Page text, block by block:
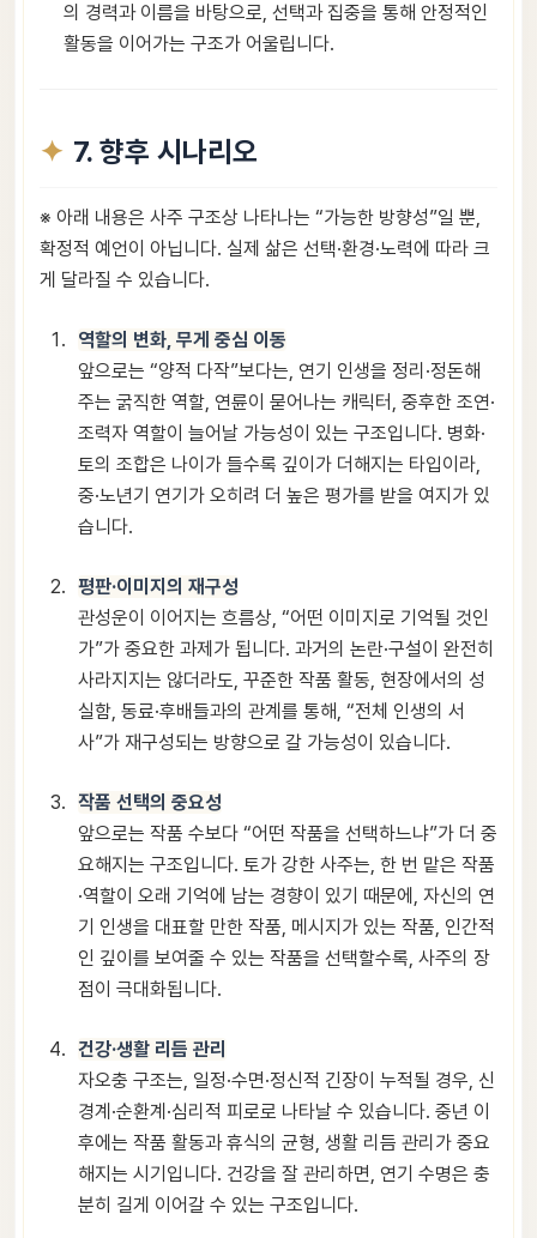
의 경력과 이름을 바탕으로, 선택과 집중을 통해 안정적인
활동을 이어가는 구조가 어울립니다.
7. 향후 시나리오
※ 아래 내용은 사주 구조상 나타나는 “가능한 방향성”일 뿐,
확정적 예언이 아닙니다. 실제 삶은 선택·환경·노력에 따라 크
게 달라질 수 있습니다.
역할의 변화, 무게 중심 이동
앞으로는 “양적 다작”보다는, 연기 인생을 정리·정돈해
주는 굵직한 역할, 연륜이 묻어나는 캐릭터, 중후한 조연·
조력자 역할이 늘어날 가능성이 있는 구조입니다. 병화·
토의 조합은 나이가 들수록 깊이가 더해지는 타입이라,
중·노년기 연기가 오히려 더 높은 평가를 받을 여지가 있
습니다.
평판·이미지의 재구성
관성운이 이어지는 흐름상, “어떤 이미지로 기억될 것인
가”가 중요한 과제가 됩니다. 과거의 논란·구설이 완전히
사라지지는 않더라도, 꾸준한 작품 활동, 현장에서의 성
실함, 동료·후배들과의 관계를 통해, “전체 인생의 서
사”가 재구성되는 방향으로 갈 가능성이 있습니다.
작품 선택의 중요성
앞으로는 작품 수보다 “어떤 작품을 선택하느냐”가 더 중
요해지는 구조입니다. 토가 강한 사주는, 한 번 맡은 작품
·역할이 오래 기억에 남는 경향이 있기 때문에, 자신의 연
기 인생을 대표할 만한 작품, 메시지가 있는 작품, 인간적
인 깊이를 보여줄 수 있는 작품을 선택할수록, 사주의 장
점이 극대화됩니다.
건강·생활 리듬 관리
자오충 구조는, 일정·수면·정신적 긴장이 누적될 경우, 신
경계·순환계·심리적 피로로 나타날 수 있습니다. 중년 이
후에는 작품 활동과 휴식의 균형, 생활 리듬 관리가 중요
해지는 시기입니다. 건강을 잘 관리하면, 연기 수명은 충
분히 길게 이어갈 수 있는 구조입니다.